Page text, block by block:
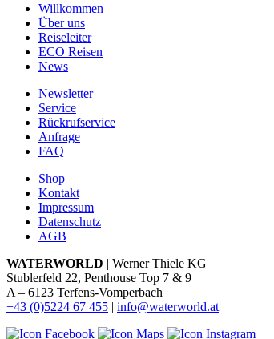
Willkommen
Über uns
Reiseleiter
ECO Reisen
News
Newsletter
Service
Rückrufservice
Anfrage
FAQ
Shop
Kontakt
Impressum
Datenschutz
AGB
WATERWORLD | Werner Thiele KG
Stublerfeld 22, Penthouse Top 7 & 9
A – 6123 Terfens-Vomperbach
+43 (0)5224 67 455 | info@waterworld.at